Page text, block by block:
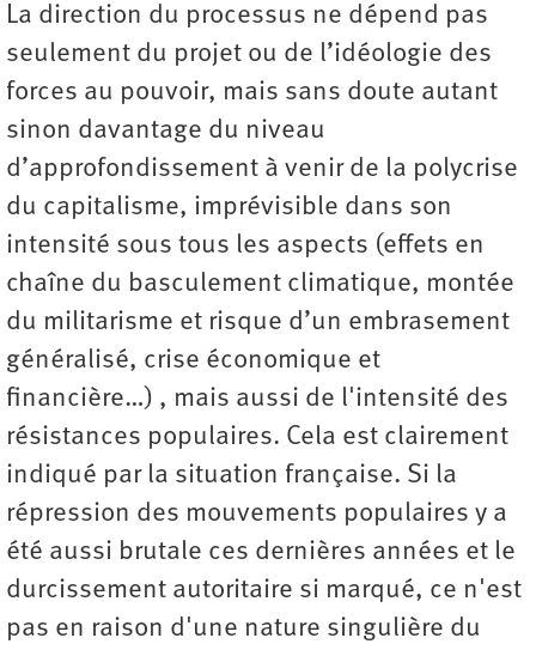
La direction du processus ne dépend pas
seulement du projet ou de l’idéologie des
forces au pouvoir, mais sans doute autant
sinon davantage du niveau
d’approfondissement à venir de la polycrise
du capitalisme, imprévisible dans son
intensité sous tous les aspects (effets en
chaîne du basculement climatique, montée
du militarisme et risque d’un embrasement
généralisé, crise économique et
financière…) , mais aussi de l'intensité des
résistances populaires. Cela est clairement
indiqué par la situation française. Si la
répression des mouvements populaires y a
été aussi brutale ces dernières années et le
durcissement autoritaire si marqué, ce n'est
pas en raison d'une nature singulière du